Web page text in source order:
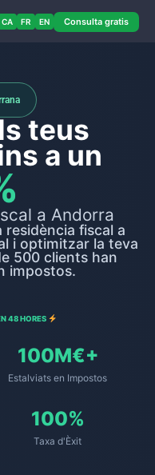
CA FR EN Consulta gratis
teus
a un
a Andorra
residència fiscal a
i optimitzar la teva
500 clients han
impostos.
48 HORES
100M€+
Estalviats en Impostos
100%
Taxa d'Èxit